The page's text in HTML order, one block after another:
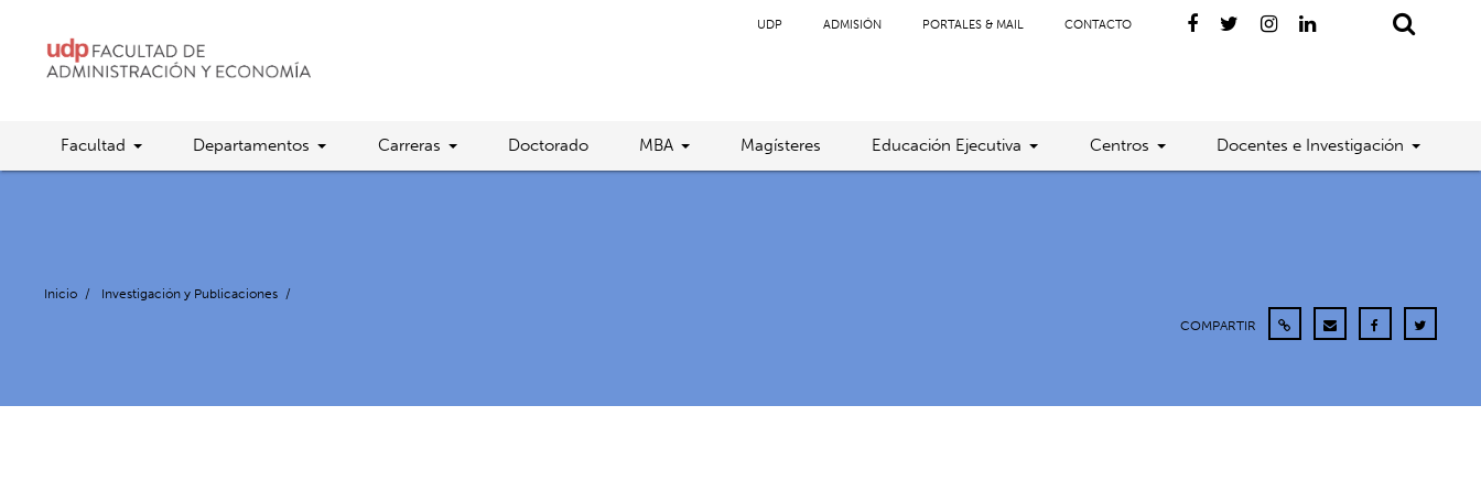
UDP ADMISIÓN PORTALES & MAIL CONTACTO
Facultad Departamentos Carreras Doctorado MBA Magísteres Educación Ejecutiva Centros Docentes e Investigación
Inicio / Investigación y Publicaciones /
COMPARTIR